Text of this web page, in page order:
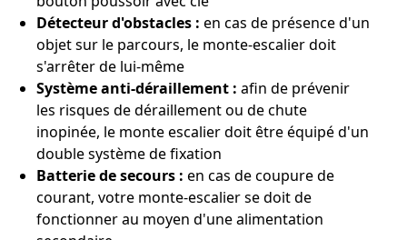
Détecteur d'obstacles : en cas de présence d'un
objet sur le parcours, le monte-escalier doit
s'arrêter de lui-même
Système anti-déraillement : afin de prévenir
les risques de déraillement ou de chute
inopinée, le monte escalier doit être équipé d'un
double système de fixation
Batterie de secours : en cas de coupure de
courant, votre monte-escalier se doit de
fonctionner au moyen d'une alimentation